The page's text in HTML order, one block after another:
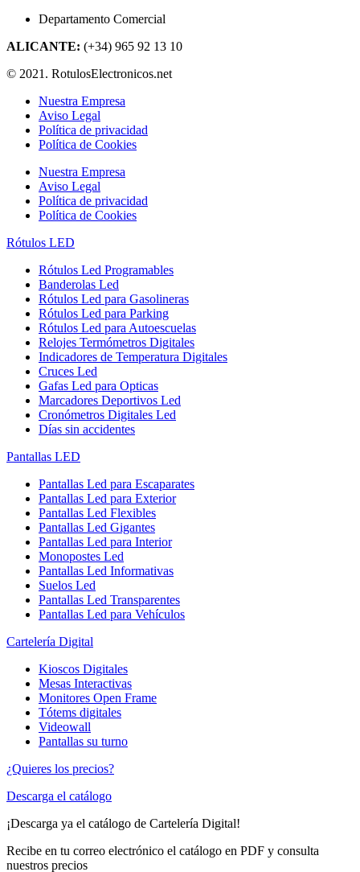
Departamento Comercial
ALICANTE: (+34) 965 92 13 10
© 2021. RotulosElectronicos.net
Nuestra Empresa
Aviso Legal
Política de privacidad
Política de Cookies
Nuestra Empresa
Aviso Legal
Política de privacidad
Política de Cookies
Rótulos LED
Rótulos Led Programables
Banderolas Led
Rótulos Led para Gasolineras
Rótulos Led para Parking
Rótulos Led para Autoescuelas
Relojes Termómetros Digitales
Indicadores de Temperatura Digitales
Cruces Led
Gafas Led para Opticas
Marcadores Deportivos Led
Cronómetros Digitales Led
Días sin accidentes
Pantallas LED
Pantallas Led para Escaparates
Pantallas Led para Exterior
Pantallas Led Flexibles
Pantallas Led Gigantes
Pantallas Led para Interior
Monopostes Led
Pantallas Led Informativas
Suelos Led
Pantallas Led Transparentes
Pantallas Led para Vehículos
Cartelería Digital
Kioscos Digitales
Mesas Interactivas
Monitores Open Frame
Tótems digitales
Videowall
Pantallas su turno
¿Quieres los precios?
Descarga el catálogo
¡Descarga ya el catálogo de Cartelería Digital!
Recibe en tu correo electrónico el catálogo en PDF y consulta
nuestros precios